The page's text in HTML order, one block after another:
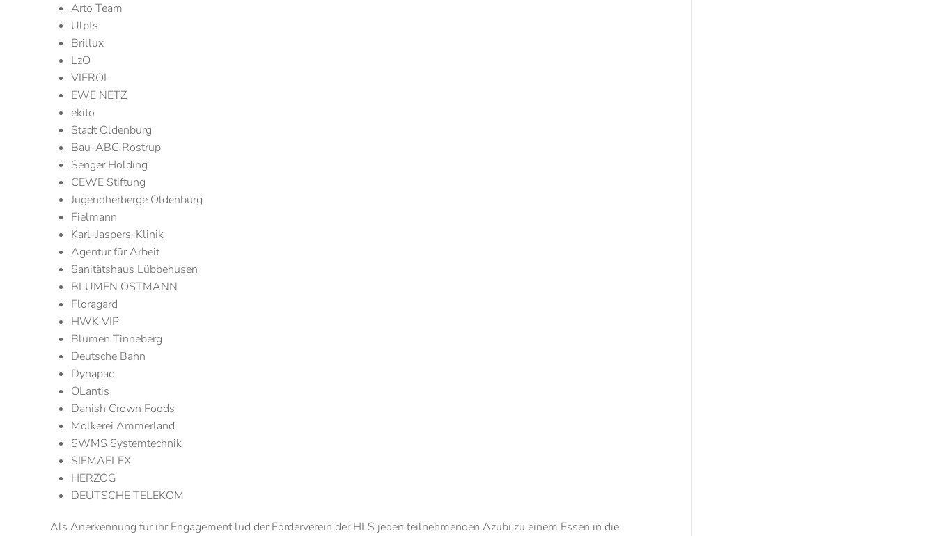
Arto Team
Ulpts
Brillux
LzO
VIEROL
EWE NETZ
ekito
Stadt Oldenburg
Bau-ABC Rostrup
Senger Holding
CEWE Stiftung
Jugendherberge Oldenburg
Fielmann
Karl-Jaspers-Klinik
Agentur für Arbeit
Sanitätshaus Lübbehusen
BLUMEN OSTMANN
Floragard
HWK VIP
Blumen Tinneberg
Deutsche Bahn
Dynapac
OLantis
Danish Crown Foods
Molkerei Ammerland
SWMS Systemtechnik
SIEMAFLEX
HERZOG
DEUTSCHE TELEKOM
Als Anerkennung für ihr Engagement lud der Förderverein der HLS jeden teilnehmenden Azubi zu einem Essen in die